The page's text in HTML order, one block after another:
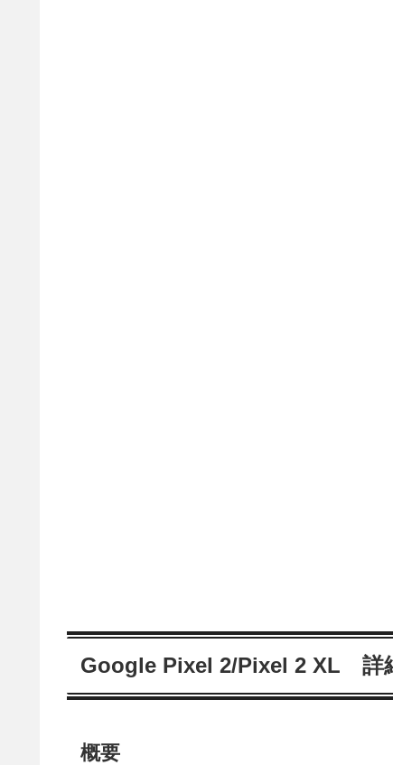
Google Pixel 2/Pixel 2 XL 詳
概要